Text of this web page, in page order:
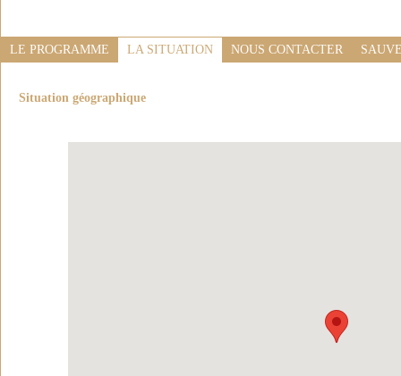
LE PROGRAMME LA SITUATION NOUS CONTACTER
Situation géographique